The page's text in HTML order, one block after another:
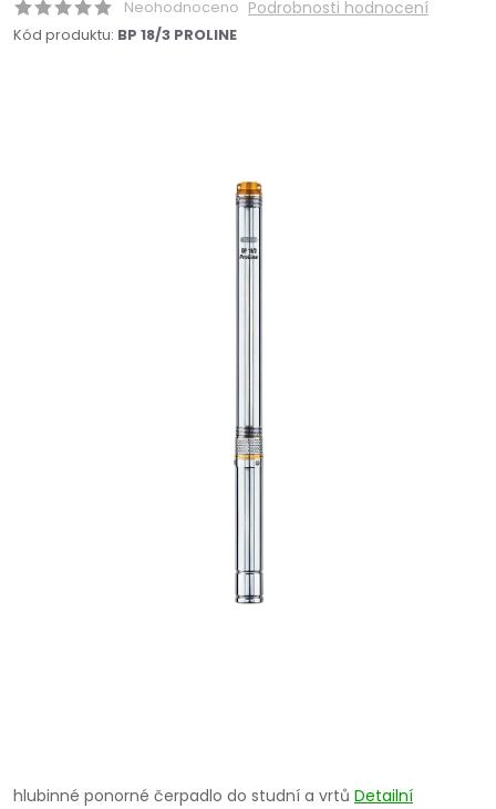
Neohodnoceno Podrobnosti hodnocení
Kód produktu: BP 18/3 PROLINE
hlubinné ponorné čerpadlo do studní a vrtů Detailní